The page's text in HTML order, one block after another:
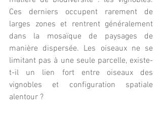
Ces derniers occupent rarement de
larges zones et rentrent généralement
dans la mosaïque de paysages de
manière dispersée. Les oiseaux ne se
limitant pas à une seule parcelle, existe-
t-il un lien fort entre oiseaux des
vignobles et configuration spatiale
alentour ?